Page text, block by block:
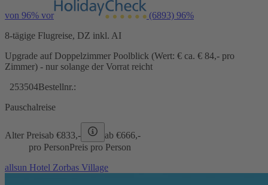
von 96% vor (6893) 96%
8-tägige Flugreise, DZ inkl. AI
Upgrade auf Doppelzimmer Poolblick (Wert: € ca. € 84,- pro
Zimmer) - nur solange der Vorrat reicht
253504Bestellnr.:
Pauschalreise
Alter Preisab €833,- ab €666,-
pro PersonPreis pro Person
allsun Hotel Zorbas Village